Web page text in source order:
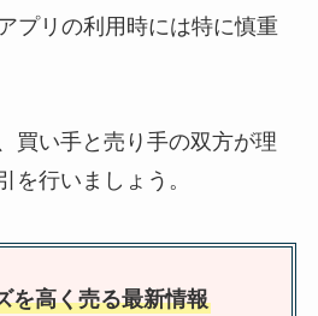
はないなど調査！
替えやメンバーカラー・年齢や
ジュメンバーは？
？川尻蓮は元ジャニーズ？圧力
プリの利用時には特に慎重
買い手と売り手の双方が理
を行いましょう。
を高く売る最新情報